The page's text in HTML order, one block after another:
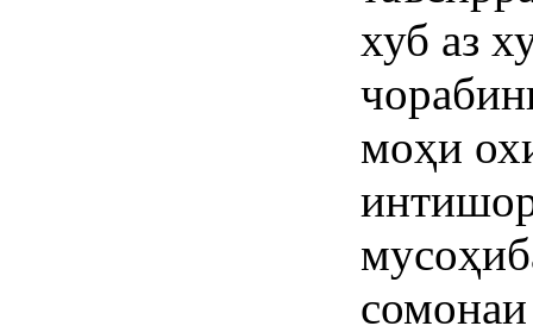
хуб аз
моҳи